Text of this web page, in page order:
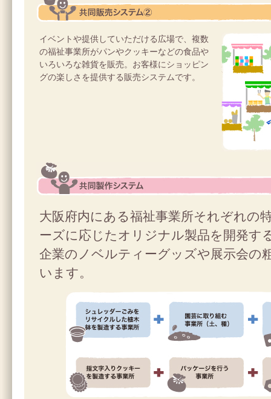
イベントや提供していただける広場で、複数
の福祉事業所がパンやクッキーなどの食品や
いろいろな雑貨を販売。お客様にショッピン
グの楽しさを提供する販売システムです。
大阪府内にある福祉事業所それぞれの
ーズに応じたオリジナル製品を開発す
企業のノベルティーグッズや展示会の
います。